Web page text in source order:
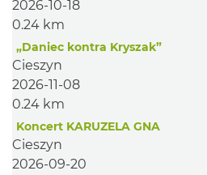
2026-10-18
0.24 km
„Daniec kontra Kryszak”
Cieszyn
2026-11-08
0.24 km
Koncert KARUZELA GNA
Cieszyn
2026-09-20